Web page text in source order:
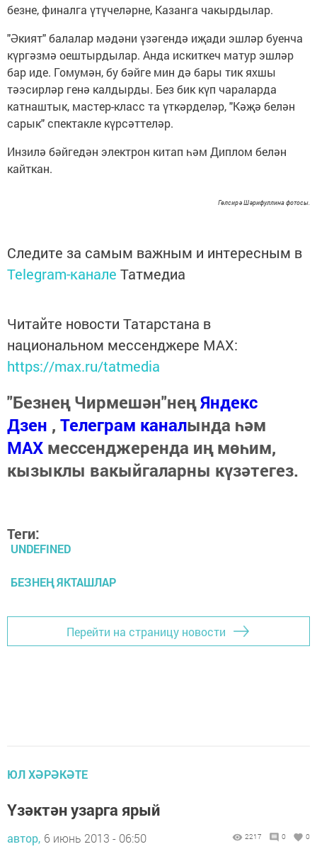
безне, финалга үтүчеләрне, Казанга чакырдылар.
"Әкият" балалар мәдәни үзәгендә иҗади эшләр буенча
күргәзмә оештырдылар. Анда искиткеч матур эшләр
бар иде. Гомумән, бу бәйге мин дә бары тик яхшы
тәэсирләр генә калдырды. Без бик күп чараларда
катнаштык, мастер-класс та үткәрделәр, "Кәҗә белән
сарык" спектакле күрсәттеләр.
Инзилә бәйгедән электрон китап һәм Диплом белән
кайткан.
Гөлсирә Шәрифуллина фотосы.
Следите за самым важным и интересным в
Telegram-канале Татмедиа
Читайте новости Татарстана в
национальном мессенджере MАХ:
https://max.ru/tatmedia
"Безнең Чирмешән"неңЯндекс
Дзен , Телеграм каналында һәм
МАХ мессенджеренда иң мөһим,
кызыклы вакыйгаларны күзәтегез.
Теги:
UNDEFINED
БЕЗНЕҢ ЯКТАШЛАР
Перейти на страницу новости
ЮЛ ХӘРӘКӘТЕ
Үзәктән узарга ярый
автор, 6 июнь 2013 - 06:50 2217 0 0